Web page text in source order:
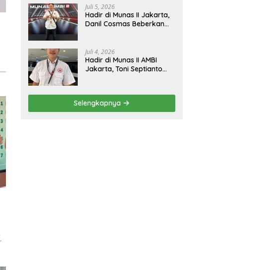
Kelas
Juli 5, 2026
Hadir di Munas II Jakarta,
Danil Cosmas Beberkan
Juli 4, 2026
Hadir di Munas II AMBI
Jakarta, Toni Septianto
Masyarakat
Selengkapnya